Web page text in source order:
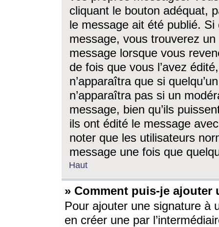
cliquant le bouton adéquat,
le message ait été publié. Si
message, vous trouverez
message lorsque vous
de fois que vous l’avez
n’apparaîtra que si
n’apparaîtra pas si un
message, bien qu’ils
ils ont édité le message
noter que les utilisateurs
message une fois que
Haut
» Comment puis-je ajouter
Pour ajouter une signature à
en créer une par